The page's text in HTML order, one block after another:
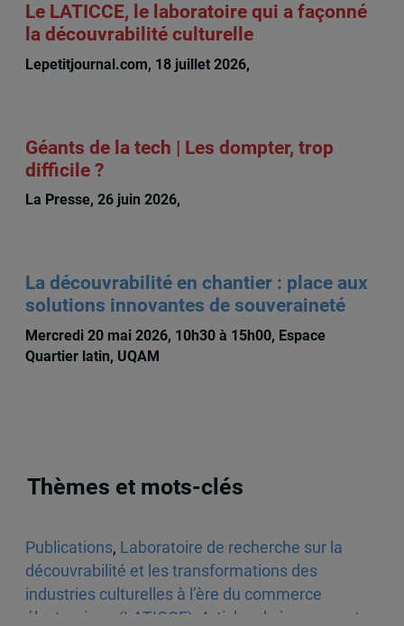
Le LATICCE, le laboratoire qui a façonné
la découvrabilité culturelle
Lepetitjournal.com, 18 juillet 2026,
Géants de la tech | Les dompter, trop
difficile ?
La Presse, 26 juin 2026,
La découvrabilité en chantier : place aux
solutions innovantes de souveraineté
Mercredi 20 mai 2026, 10h30 à 15h00, Espace
Quartier latin, UQAM
Thèmes et mots-clés
Publications, Laboratoire de recherche sur la
découvrabilité et les transformations des
industries culturelles à l’ère du commerce
électronique (LATICCE)
Articles de journaux et